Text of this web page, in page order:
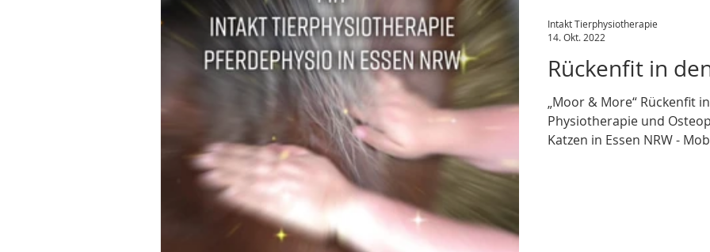
Rückenfit in
„Moor & More“ Rückenfit
Physiotherapie und
Katzen in Essen NRW -
Intakt Tierphysiotherapie
14. Okt. 2022